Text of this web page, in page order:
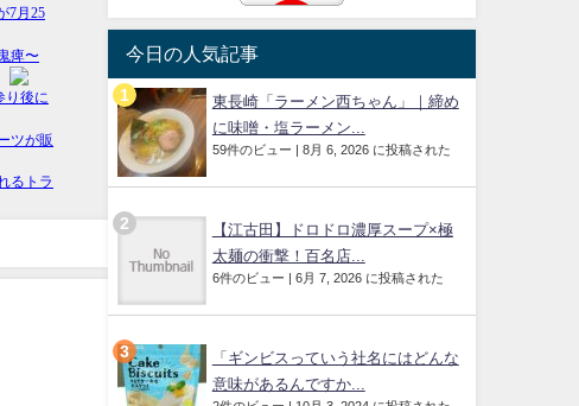
今日の人気記事
東長崎「ラーメン西ちゃん」｜締め
に味噌・塩ラーメン...
59件のビュー | 8月 6, 2026 に投稿された
【江古田】ドロドロ濃厚スープ×極
太麺の衝撃！百名店...
6件のビュー | 6月 7, 2026 に投稿された
「ギンビスっていう社名にはどんな
意味があるんですか...